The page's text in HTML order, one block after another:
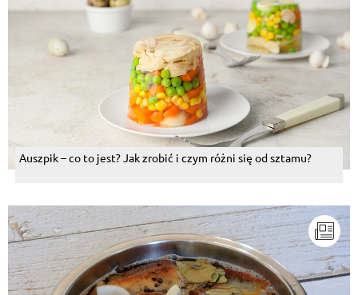
Auszpik – co to jest? Jak zrobić i czym różni się od sztamu?